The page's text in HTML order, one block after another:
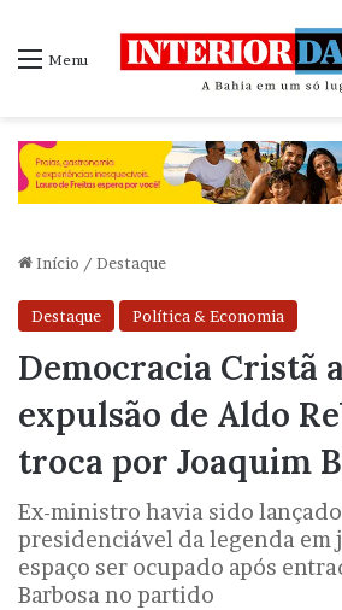
Menu
Início / Destaque
Destaque Política & Economia
Democracia Cristã
expulsão de Aldo
troca por Joaquim
Ex-ministro havia sido
presidenciável da legenda em
espaço ser ocupado após
Barbosa no partido